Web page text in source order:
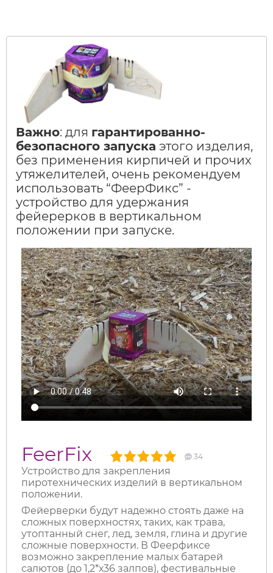
Важно: для гарантированно-
безопасного запуска этого изделия,
без применения кирпичей и прочих
утяжелителей, очень рекомендуем
использовать “ФеерФикс” -
устройство для удержания
фейерерков в вертикальном
положении при запуске.
FeerFix 34
Устройство для закрепления
пиротехнических изделий в вертикальном
положении.
Фейерверки будут надежно стоять даже на
сложных поверхностях, таких, как трава,
утоптанный снег, лед, земля, глина и другие
сложные поверхности. В Феерфиксе
возможно закрепление малых батарей
салютов (до 1,2*х36 залпов), фестивальные